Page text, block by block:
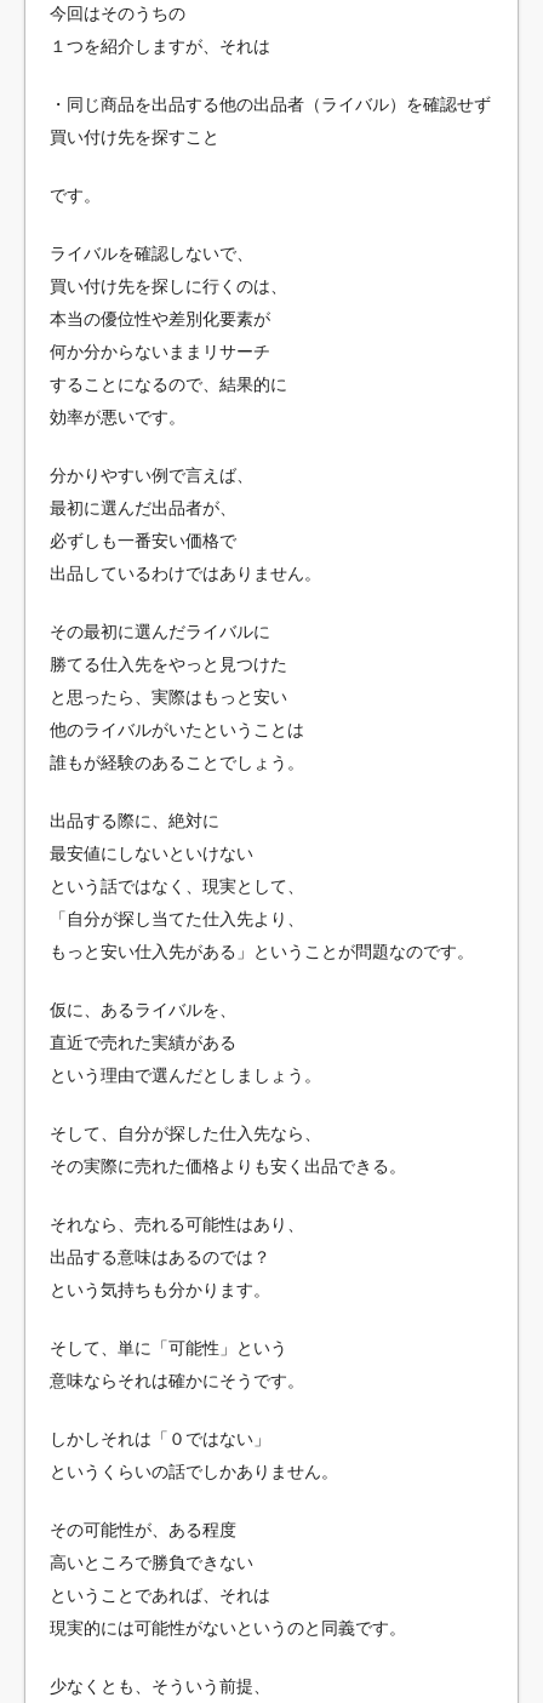
今回はそのうちの
１つを紹介しますが、それは
・同じ商品を出品する他の出品者（ライバル）を確認せず
買い付け先を探すこと
です。
ライバルを確認しないで、
買い付け先を探しに行くのは、
本当の優位性や差別化要素が
何か分からないままリサーチ
することになるので、結果的に
効率が悪いです。
分かりやすい例で言えば、
最初に選んだ出品者が、
必ずしも一番安い価格で
出品しているわけではありません。
その最初に選んだライバルに
勝てる仕入先をやっと見つけた
と思ったら、実際はもっと安い
他のライバルがいたということは
誰もが経験のあることでしょう。
出品する際に、絶対に
最安値にしないといけない
という話ではなく、現実として、
「自分が探し当てた仕入先より、
もっと安い仕入先がある」ということが問題なのです。
仮に、あるライバルを、
直近で売れた実績がある
という理由で選んだとしましょう。
そして、自分が探した仕入先なら、
その実際に売れた価格よりも安く出品できる。
それなら、売れる可能性はあり、
出品する意味はあるのでは？
という気持ちも分かります。
そして、単に「可能性」という
意味ならそれは確かにそうです。
しかしそれは「０ではない」
というくらいの話でしかありません。
その可能性が、ある程度
高いところで勝負できない
ということであれば、それは
現実的には可能性がないというのと同義です。
少なくとも、そういう前提、